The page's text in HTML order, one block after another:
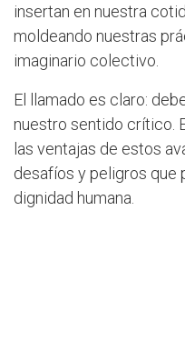
insertan en nuestra
moldeando nuestras
imaginario colectivo.
El llamado es claro:
nuestro sentido crítico.
las ventajas de estos
desafíos y peligros que
dignidad humana.